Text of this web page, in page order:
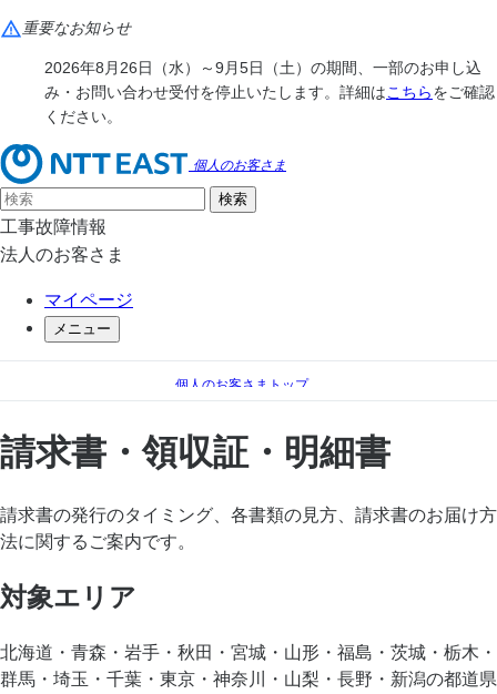
重要なお知らせ
2026年8月26日（水）～9月5日（土）の期間、一部のお申し込
み・お問い合わせ受付を停止いたします。詳細はこちらをご確認
ください。
個人のお客さま
工事故障情報
法人のお客さま
マイページ
メニュー
個人のお客さまトップ
手続き（移転、変更）
請求書・領収証・明細書
請求書・領収証・明細書
請求書の発行のタイミング、各書類の見方、請求書のお届け方
法に関するご案内です。
対象エリア
北海道・青森・岩手・秋田・宮城・山形・福島・茨城・栃木・
群馬・埼玉・千葉・東京・神奈川・山梨・長野・新潟の都道県